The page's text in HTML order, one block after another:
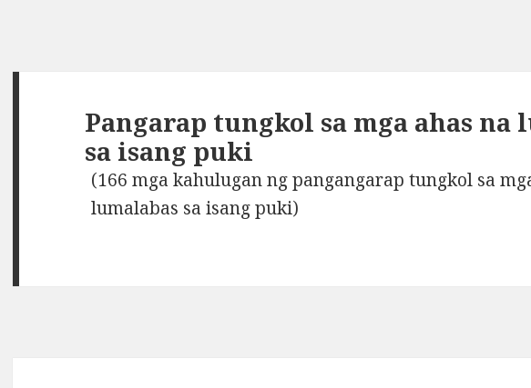
Pangarap tungkol sa mga ahas na
sa isang puki
(166 mga kahulugan ng pangangarap tungkol sa
lumalabas sa isang puki)